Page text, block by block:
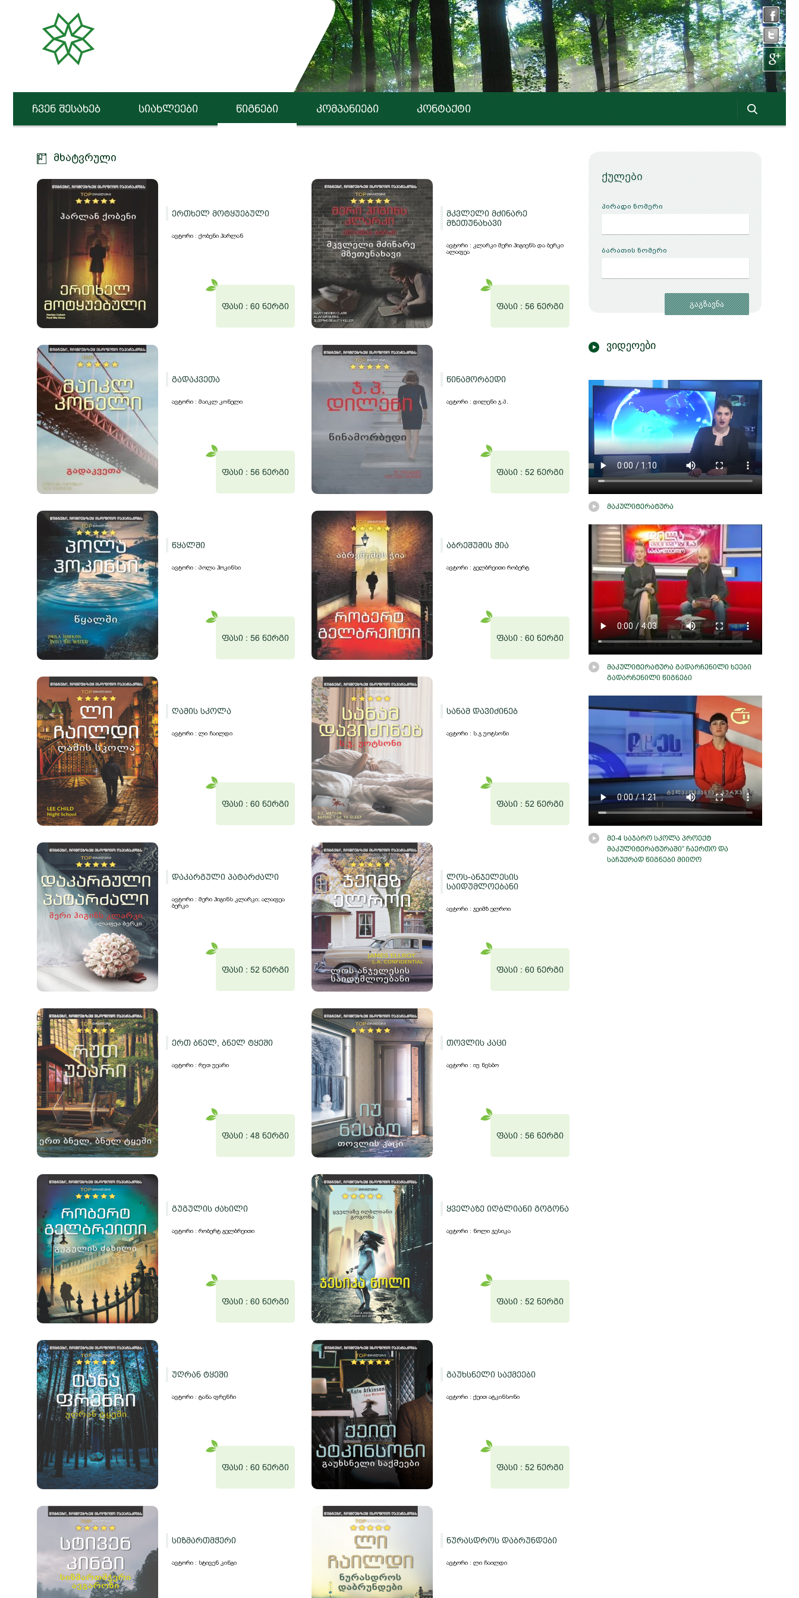
ჩვენ შესახებ სიახლეები წიგნები კომპანიები კონტაქტი
მხატვრული
ერთხელ მოტყუებული
ავტორი : ქობენი ჰარლან
ფასი : 60 ნერგი
მკვლელი მძინარე
მზეთუნახავი
ავტორი : კლარკი მერი ჰიგიენს და ბერკი
ალაფეა
ფასი : 56 ნერგი
გადაკვეთა
ავტორი : მაიკლ კონელი
ფასი : 56 ნერგი
წინამორბედი
ავტორი : დილენი ჯ.პ.
ფასი : 52 ნერგი
წყალში
ავტორი : პოლა ჰოკინსი
ფასი : 56 ნერგი
აბრეშუმის ჭია
ავტორი : გელბრეითი რობერტ
ფასი : 60 ნერგი
ღამის სკოლა
ავტორი : ლი ჩაილდი
ფასი : 60 ნერგი
სანამ დავიძინებ
ავტორი : ს.ჯ უოტსონი
ფასი : 52 ნერგი
დაკარგული პატარძალი
ავტორი : მერი ჰიგინს კლარკი; ალაფეა
ბერკი
ფასი : 52 ნერგი
ლოს-ანჯელესის
საიდუმლოებანი
ავტორი : ჯეიმზ ელროი
ფასი : 60 ნერგი
ერთ ბნელ, ბნელ ტყეში
ავტორი : რუთ უეარი
ფასი : 48 ნერგი
თოვლის კაცი
ავტორი : იუ ნესბო
ფასი : 56 ნერგი
გუგულის ძახილი
ავტორი : რობერტ გელბრეითი
ფასი : 60 ნერგი
ყველაზე იღბლიანი გოგონა
ავტორი : ნოლი ჯესიკა
ფასი : 52 ნერგი
უღრან ტყეში
ავტორი : ტანა ფრენჩი
ფასი : 60 ნერგი
გაუხსნელი საქმეები
ავტორი : ქეით ატკინსონი
ფასი : 52 ნერგი
სიზმართმჭერი
ავტორი : სტივენ კინგი
ნურასდროს დაბრუნდები
ავტორი : ლი ჩაილდი
ქულები
პირადი ნომერი
ბარათის ნომერი
ვიდეოები
მაკულიტერატურა
მაკულიტერატურა გადარჩენილი ხეები
გადარჩენილი წიგნები
მე-4 საჯარო სკოლა პროექტ
მაკულიტერატურაში” ჩაერთო და
საჩუქრად წიგნები მიიღო